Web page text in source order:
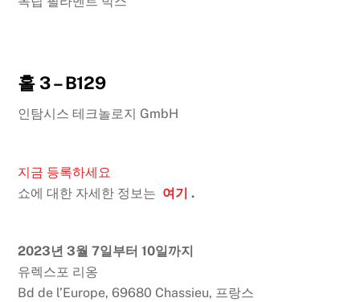
홀 3 – B129
인탐시스 테크놀로지 GmbH
지금 등록하세요
쇼에 대한 자세한 정보는 여기 .
2023년 3월 7일부터 10일까지
유렉스포 리옹
Bd de l’Europe, 69680 Chassieu, 프랑스